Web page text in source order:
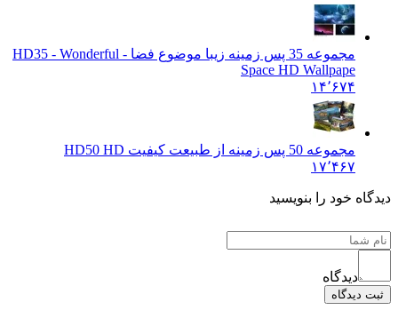
مجموعه 35 پس زمینه زیبا موضوع فضا - HD
35 - Wonderful
Space HD Wallpape
۱۴٬۶۷۴
مجموعه 50 پس زمینه از طبیعت کیفیت HD
50 HD
۱۷٬۴۶۷
دیدگاه خود را بنویسید
دیدگاه
ثبت دیدگاه